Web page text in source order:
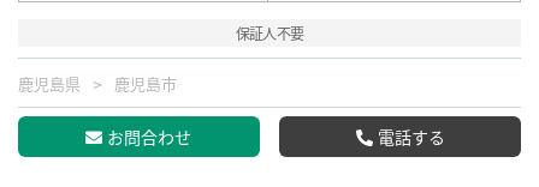
保証人不要
鹿児島県 鹿児島市
お問合わせ 電話する